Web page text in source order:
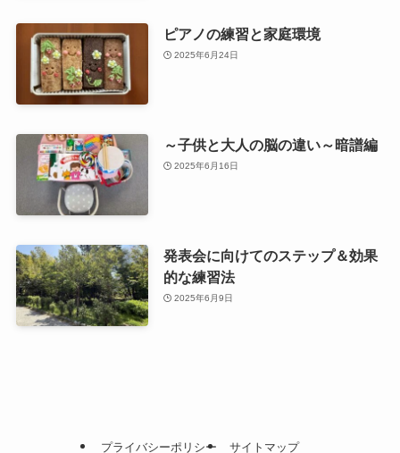
ピアノの練習と家庭環境
2025年6月24日
～子供と大人の脳の違い～暗譜編
2025年6月16日
発表会に向けてのステップ＆効果
的な練習法
2025年6月9日
プライバシーポリシー サイトマップ